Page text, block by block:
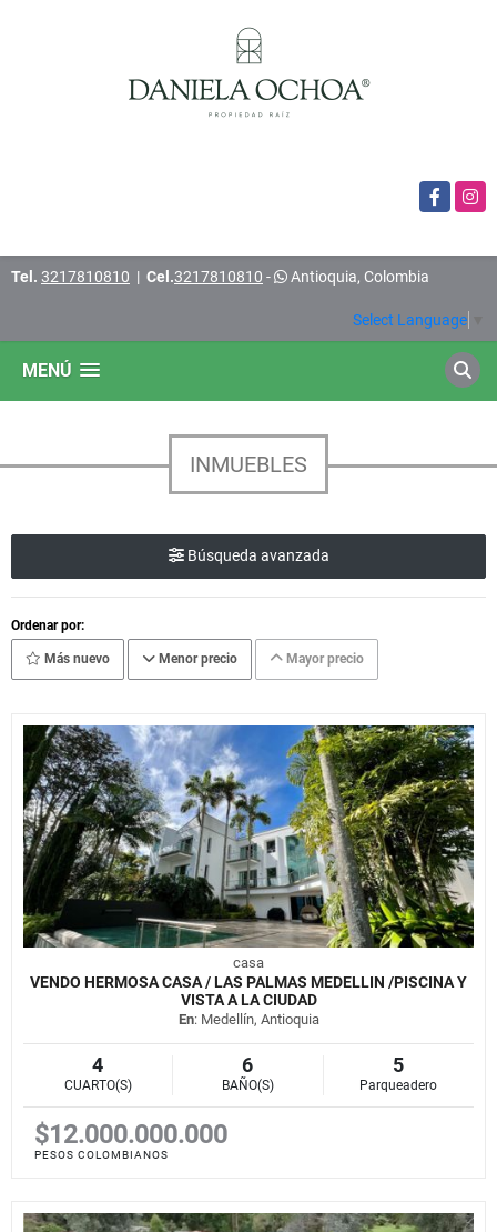
Facebook
Tel. 3217810810 | Cel.3217810810 - Antioquia, Colombia
Select Language
MENÚ
INMUEBLES
Búsqueda avanzada
Ordenar por:
Más nuevo Menor precio Mayor precio
casa
VENDO HERMOSA CASA / LAS PALMAS MEDELLIN /PISCINA Y
VISTA A LA CIUDAD
En: Medellín, Antioquia
4
CUARTO(S)
6
BAÑO(S)
5
Parqueadero
$12.000.000.000
PESOS COLOMBIANOS